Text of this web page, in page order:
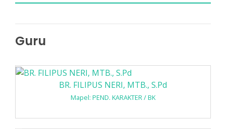
Guru
BR. FILIPUS NERI, MTB., S.Pd
Mapel: PEND. KARAKTER / BK